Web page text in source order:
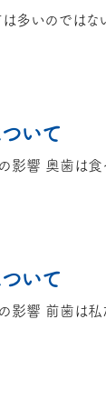
いて
いて